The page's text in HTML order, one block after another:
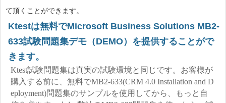
て頂くことができます。
Ktestは無料でMicrosoft Business Solutions MB2-
633試験問題集デモ（DEMO）を提供することがで
きます。
Ktest試験問題集は真実の試験環境と同じです。お客様が
購入する前に、無料でMB2-633(CRM 4.0 Installation and D
eployment)問題集のサンプルを使用してから、もっと自